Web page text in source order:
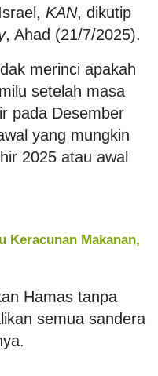
KAN, dikutip
, Ahad (21/7/2025).
merinci apakah
setelah masa
pada Desember
yang mungkin
2025 atau awal
Keracunan Makanan,
Hamas tanpa
semua sandera